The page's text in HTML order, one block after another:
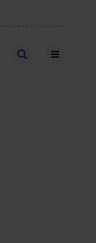
Stellen finden